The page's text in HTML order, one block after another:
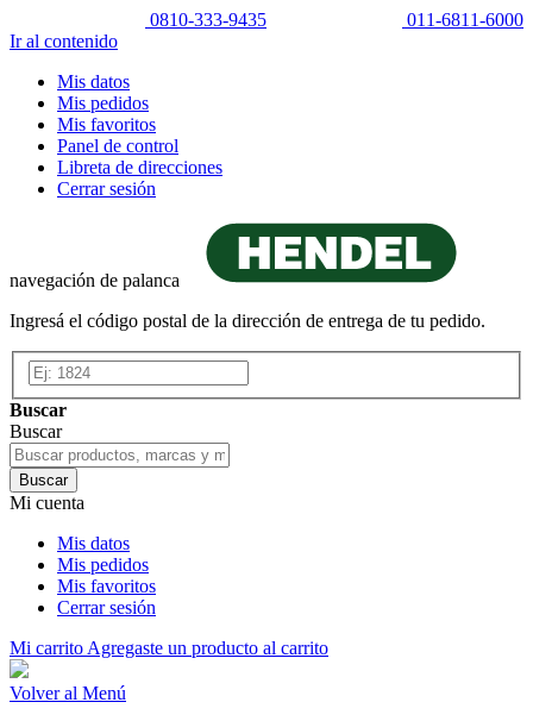
0810-333-9435
011-6811-6000
Ir al contenido
Mis datos
Mis pedidos
Mis favoritos
Panel de control
Libreta de direcciones
Cerrar sesión
navegación de palanca
Ingresá el código postal de la dirección de entrega de tu pedido.
Buscar
Buscar
Buscar
Mi cuenta
Mis datos
Mis pedidos
Mis favoritos
Cerrar sesión
Mi carrito Agregaste un producto al carrito
Volver al Menú